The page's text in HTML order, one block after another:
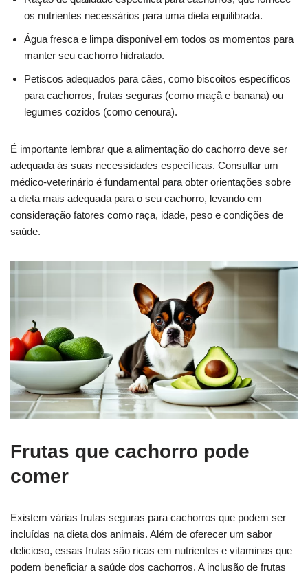
os nutrientes necessários para uma dieta equilibrada.
Água fresca e limpa disponível em todos os momentos para
manter seu cachorro hidratado.
Petiscos adequados para cães, como biscoitos específicos
para cachorros, frutas seguras (como maçã e banana) ou
legumes cozidos (como cenoura).
É importante lembrar que a alimentação do cachorro deve ser
adequada às suas necessidades específicas. Consultar um
médico-veterinário é fundamental para obter orientações sobre
a dieta mais adequada para o seu cachorro, levando em
consideração fatores como raça, idade, peso e condições de
saúde.
Frutas que cachorro pode
comer
Existem várias frutas seguras para cachorros que podem ser
incluídas na dieta dos animais. Além de oferecer um sabor
delicioso, essas frutas são ricas em nutrientes e vitaminas que
podem beneficiar a saúde dos cachorros. A inclusão de frutas